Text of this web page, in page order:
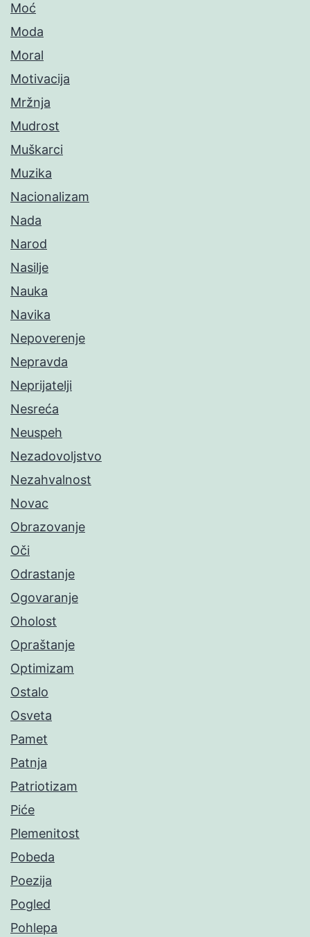
Moć
Moda
Moral
Motivacija
Mržnja
Mudrost
Muškarci
Muzika
Nacionalizam
Nada
Narod
Nasilje
Nauka
Navika
Nepoverenje
Nepravda
Neprijatelji
Nesreća
Neuspeh
Nezadovoljstvo
Nezahvalnost
Novac
Obrazovanje
Oči
Odrastanje
Ogovaranje
Oholost
Opraštanje
Optimizam
Ostalo
Osveta
Pamet
Patnja
Patriotizam
Piće
Plemenitost
Pobeda
Poezija
Pogled
Pohlepa